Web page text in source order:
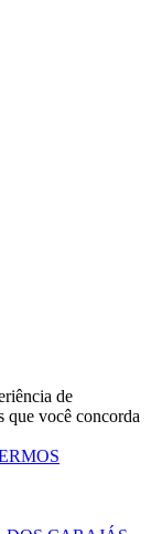
de
que você concorda